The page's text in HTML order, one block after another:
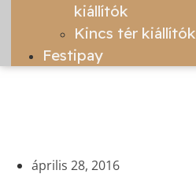
kiállítók
Kincs tér kiállítók
Festipay
április 28, 2016